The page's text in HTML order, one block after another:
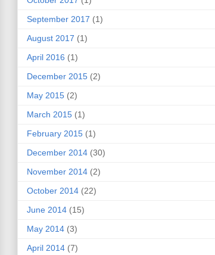
September 2017 (1)
August 2017 (1)
April 2016 (1)
December 2015 (2)
May 2015 (2)
March 2015 (1)
February 2015 (1)
December 2014 (30)
November 2014 (2)
October 2014 (22)
June 2014 (15)
May 2014 (3)
April 2014 (7)